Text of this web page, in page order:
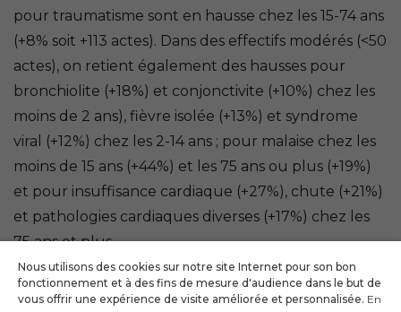
pour traumatisme sont en hausse chez les 15-74 ans
(+8% soit +113 actes). Dans des effectifs modérés (<50
actes), on retient également des hausses pour
bronchiolite (+18%) et conjonctivite (+10%) chez les
moins de 2 ans), fièvre isolée (+13%) et syndrome
viral (+12%) chez les 2-14 ans ; pour malaise chez les
moins de 15 ans (+44%) et les 75 ans ou plus (+19%)
et pour insuffisance cardiaque (+27%), chute (+21%)
et pathologies cardiaques diverses (+17%) chez les
75 ans et plus.
Nous utilisons des cookies sur notre site Internet pour son bon
fonctionnement et à des fins de mesure d'audience dans le but de
vous offrir une expérience de visite améliorée et personnalisée. En